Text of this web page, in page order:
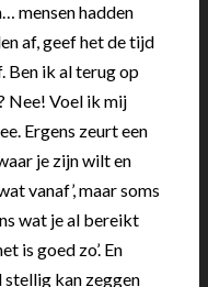
mensen hadden
af, geef het de tijd
Ben ik al terug op
Nee! Voel ik mij
Ergens zeurt een
je zijn wilt en
vanaf’, maar soms
wat je al bereikt
is goed zo’. En
kan zeggen